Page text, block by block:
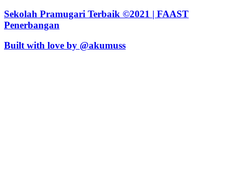
Sekolah Pramugari Terbaik ©2021 | FAAST
Penerbangan
Built with love by @akumuss